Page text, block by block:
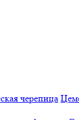
черепица